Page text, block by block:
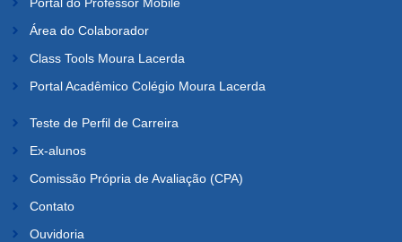
Área do Colaborador
Class Tools Moura Lacerda
Portal Acadêmico Colégio Moura Lacerda
Teste de Perfil de Carreira
Ex-alunos
Comissão Própria de Avaliação (CPA)
Contato
Ouvidoria